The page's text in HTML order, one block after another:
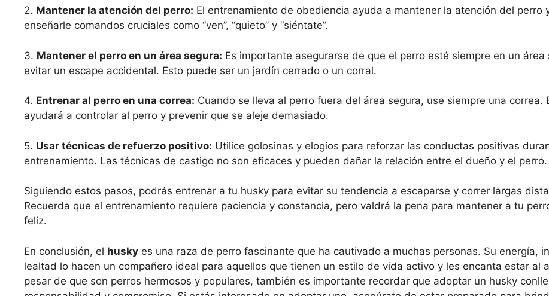
2. Mantener la atención del perro: El entrenamiento de obediencia ayuda a mantener la atención del perro
enseñarle comandos cruciales como “ven”, “quieto” y “siéntate”.
3. Mantener el perro en un área segura: Es importante asegurarse de que el perro esté siempre en un área
evitar un escape accidental. Esto puede ser un jardín cerrado o un corral.
4. Entrenar al perro en una correa: Cuando se lleva al perro fuera del área segura, use siempre una correa.
ayudará a controlar al perro y prevenir que se aleje demasiado.
5. Usar técnicas de refuerzo positivo: Utilice golosinas y elogios para reforzar las conductas positivas
entrenamiento. Las técnicas de castigo no son eficaces y pueden dañar la relación entre el dueño y el perro.
Siguiendo estos pasos, podrás entrenar a tu husky para evitar su tendencia a escaparse y correr largas
Recuerda que el entrenamiento requiere paciencia y constancia, pero valdrá la pena para mantener a tu
feliz.
En conclusión, el husky es una raza de perro fascinante que ha cautivado a muchas personas. Su energía,
lealtad lo hacen un compañero ideal para aquellos que tienen un estilo de vida activo y les encanta estar al
pesar de que son perros hermosos y populares, también es importante recordar que adoptar un husky